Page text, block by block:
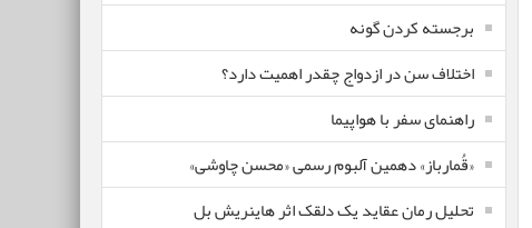
برجسته کردن گونه
اختلاف سن در ازدواج چقدر اهمیت دارد؟
راهنمای سفر با هواپیما
«قُمارباز» دهمین آلبوم رسمی «محسن چاوشی»
تحلیل رمان عقاید یک دلقک اثر هاینریش بل